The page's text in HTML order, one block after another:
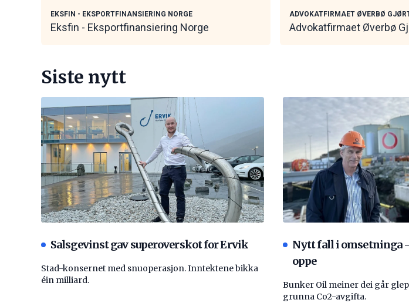
EKSFIN - EKSPORTFINANSIERING NORGE
Eksfin - Eksportfinansiering Norge
ADVOKATFIRMAET ØVERBØ
Advokatfirmaet Øverbø
Siste nytt
Salsgevinst gav superoverskot for Ervik
Stad-konsernet med snuoperasjon. Inntektene bikka
éin milliard.
Nytt fall i omsetninga
oppe
Bunker Oil meiner dei går
grunna Co2-avgifta.